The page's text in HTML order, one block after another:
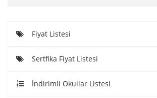
Fiyat Listesi
Sertfika Fiyat Listesi
İndirimli Okullar Listesi